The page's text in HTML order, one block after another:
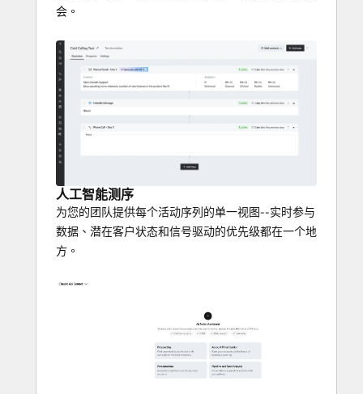
会。
人工智能测序
为您的团队提供每个活动序列的单一视图--实时参与
数据、潜在客户状态和信号驱动的优先级都在一个地
方。